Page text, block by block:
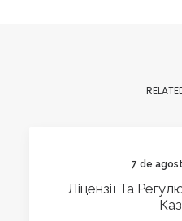
7 de
Ліцензії Та